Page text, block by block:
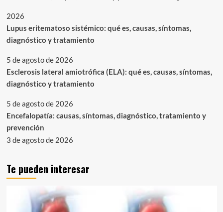
2026
Lupus eritematoso sistémico: qué es, causas, síntomas,
diagnóstico y tratamiento
5 de agosto de 2026
Esclerosis lateral amiotrófica (ELA): qué es, causas, síntomas,
diagnóstico y tratamiento
5 de agosto de 2026
Encefalopatía: causas, síntomas, diagnóstico, tratamiento y
prevención
3 de agosto de 2026
Te pueden interesar